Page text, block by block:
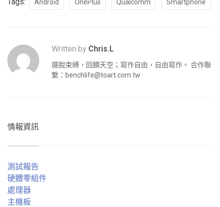
Android OnePlus Qualcomm Smartphone
Written by Chris.L
擺脫束縛，回饋天空；寫作自由，自由寫作。 合作聯
繫： benchlife@toart.com.tw
情報資訊
測試報告
硬體零組件
處理器
主機板